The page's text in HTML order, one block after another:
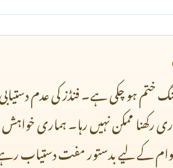
ختم ہو چکی ہے۔ فنڈز کی عدم
رکھنا ممکن نہیں رہا۔ ہماری
کے لیے بدستور مفت دستیاب